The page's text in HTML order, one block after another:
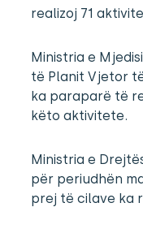
realizoj 71
Ministria e
të Planit Vjetor
ka paraparë të
këto aktivitete.
Ministria e
për periudhën
prej të cilave ka